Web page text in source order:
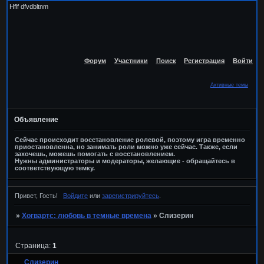
Hflf dfvdbltnm
Форум Участники Поиск Регистрация Войти
Активные темы
Объявление
Сейчас происходит восстановление ролевой, поэтому игра временно
приостановленна, но занимать роли можно уже сейчас. Также, если
захочешь, можешь помогать с восстановлением.
Нужны администраторы и модераторы, желающие - обращайтесь в
соответствующую темку.
Привет, Гость! Войдитеили зарегистрируйтесь.
» Хогвартс: любовь в темные времена » Слизерин
Слизерин
Страница: 1